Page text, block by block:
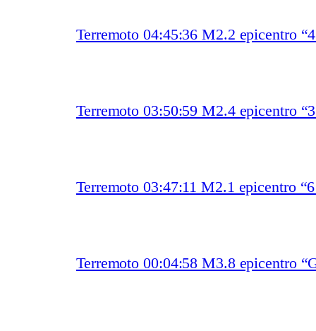
Terremoto 04:45:36 M2.2 epicentro
Terremoto 03:50:59 M2.4 epicentro
Terremoto 03:47:11 M2.1 epicentro
Terremoto 00:04:58 M3.8 epicentro